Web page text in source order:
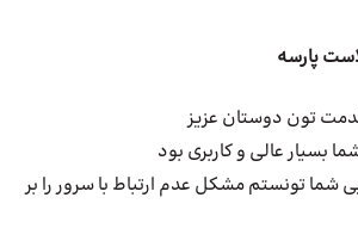
پارسه
تون دوستان عزیز
بسیار عالی و کاربری بود
شما تونستم مشکل عدم ارتباط با سرور را بر